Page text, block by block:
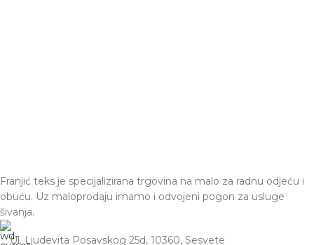
Franjić teks je specijalizirana trgovina na malo za radnu odjeću i
obuću. Uz maloprodaju imamo i odvojeni pogon za usluge
šivanja.
Ul. Ljudevita Posavskog 25d, 10360, Sesvete